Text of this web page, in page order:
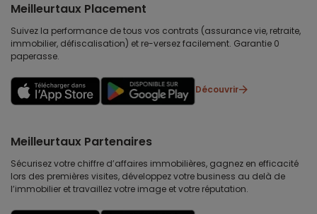
Meilleurtaux Placement
Suivez la performance de tous vos contrats (assurance vie, retraite,
immobilier, défiscalisation) et re-versez facilement. Garantie 0
paperasse.
Découvrir
Meilleurtaux Partenaires
Sécurisez votre chiffre d’affaires immobilières, gagnez en efficacité
lors des premières visites, développez votre business au delà de
l’immobilier et travaillez votre image et votre réputation.